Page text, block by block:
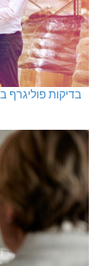
בדיקות פוליגרף